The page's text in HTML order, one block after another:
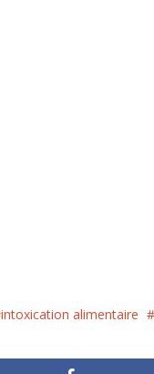
intoxication alimentaire